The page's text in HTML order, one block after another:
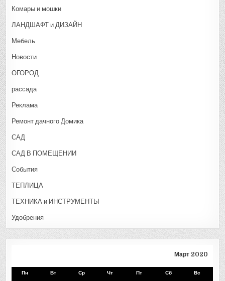
Комары и мошки
ЛАНДШАФТ и ДИЗАЙН
Мебель
Новости
ОГОРОД
рассада
Реклама
Ремонт дачного Домика
САД
САД В ПОМЕЩЕНИИ
События
ТЕПЛИЦА
ТЕХНИКА и ИНСТРУМЕНТЫ
Удобрения
Март 2020
Пн Вт Ср Чт Пт Сб Вс